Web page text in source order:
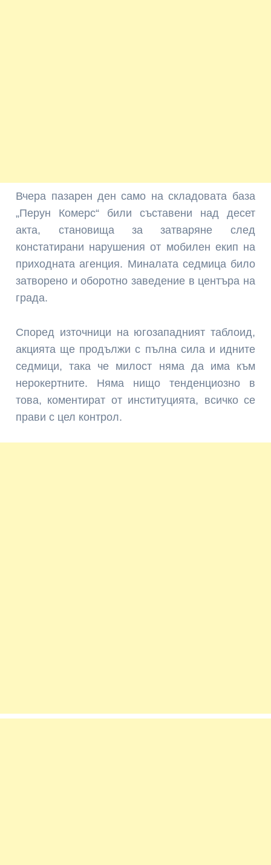
Вчера пазарен ден само на складовата база
„Перун Комерс“ били съставени над десет
акта, становища за затваряне след
констатирани нарушения от мобилен екип на
приходната агенция. Миналата седмица било
затворено и оборотно заведение в центъра на
града.
Според източници на югозападният таблоид,
акцията ще продължи с пълна сила и идните
седмици, така че милост няма да има към
нерокертните. Няма нищо тенденциозно в
това, коментират от институцията, всичко се
прави с цел контрол.